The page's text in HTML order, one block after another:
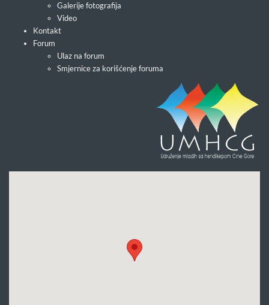
Galerije fotografija
Video
Kontakt
Forum
Ulaz na forum
Smjernice za korišćenje foruma